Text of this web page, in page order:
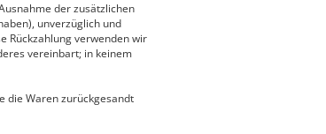
der zusätzlichen
unverzüglich und
Rückzahlung verwenden wir
vereinbart; in keinem
die Waren zurückgesandt